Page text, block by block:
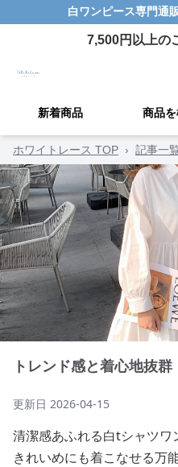
白ワンピース専門通
7,500円以上の
新着商品 商品
ホワイトレース TOP › 記事一
トレンド感と着心地抜
更新日 2026-04-15
清潔感あふれる白tシャツワ
きれいめにも着こなせる万